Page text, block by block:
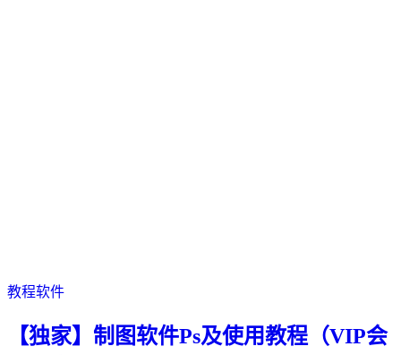
教程软件
【独家】制图软件Ps及使用教程（VIP会